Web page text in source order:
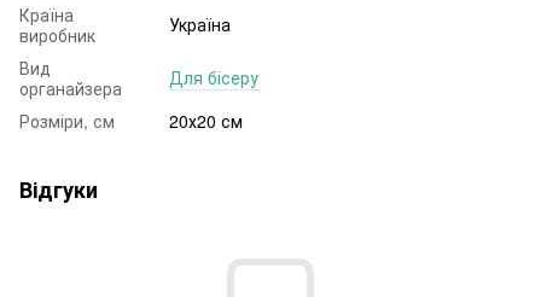
Країна
виробник
Україна
Вид
органайзера
Для бісеру
Розміри, см
20х20 см
Відгуки